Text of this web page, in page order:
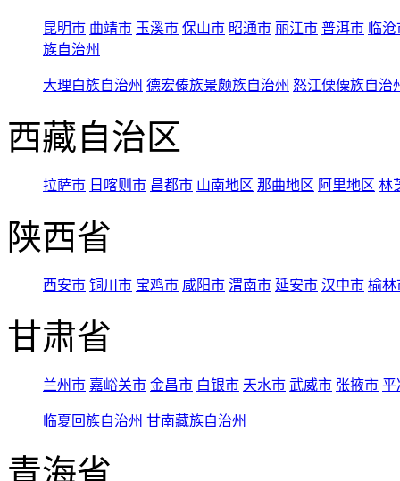
昆明市 曲靖市 玉溪市 保山市 昭通市 丽江市 普洱市 临
族自治州
大理白族自治州 德宏傣族景颇族自治州 怒江傈僳族自治
西藏自治区
拉萨市 日喀则市 昌都市 山南地区 那曲地区 阿里地区 林
陕西省
西安市 铜川市 宝鸡市 咸阳市 渭南市 延安市 汉中市 榆林
甘肃省
兰州市 嘉峪关市 金昌市 白银市 天水市 武威市 张掖市 平
临夏回族自治州 甘南藏族自治州
青海省